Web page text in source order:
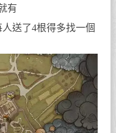
有
送了4根得多找一個